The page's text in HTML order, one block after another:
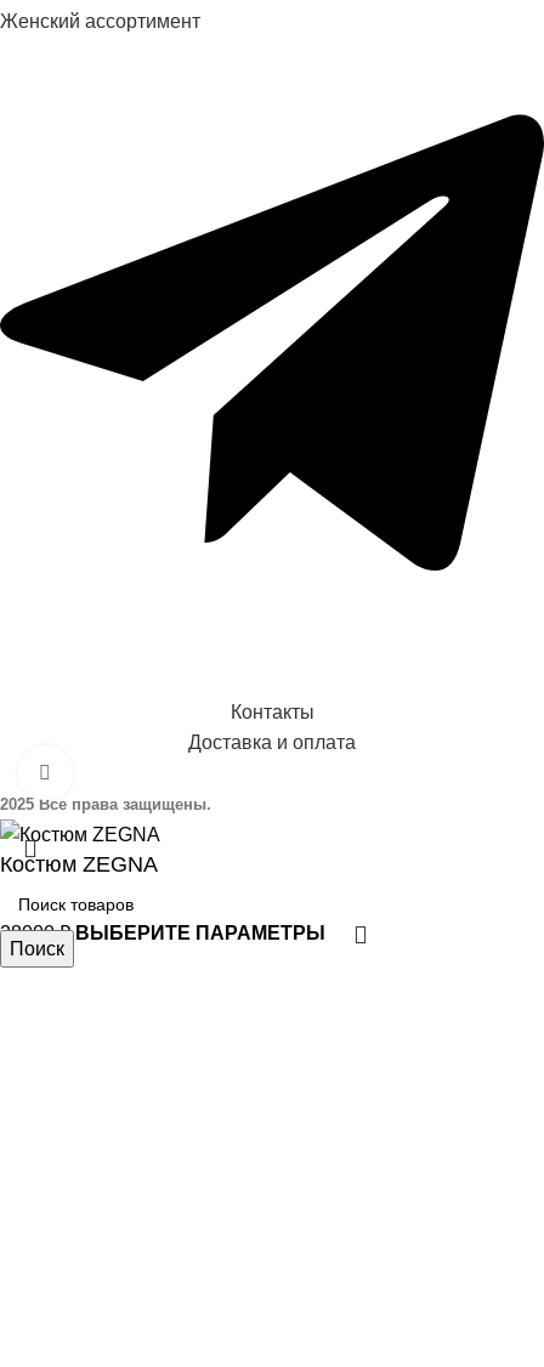
Женский ассортимент
Контакты
Доставка и оплата
2025 Все права защищены.
Поиск
Костюм ZEGNA
28000₽ ВЫБЕРИТЕ ПАРАМЕТРЫ